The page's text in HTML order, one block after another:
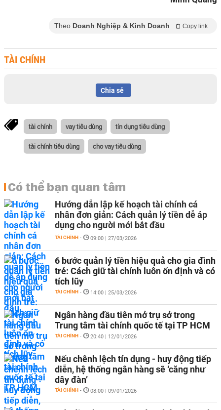
Theo Doanh Nghiệp & Kinh Doanh Copy link
TÀI CHÍNH
Chia sẻ
tài chính vay tiêu dùng tín dụng tiêu dùng
tài chính tiêu dùng cho vay tiêu dùng
Có thể bạn quan tâm
Hướng dẫn lập kế hoạch tài chính cá
nhân đơn giản: Cách quản lý tiền dễ áp
dụng cho người mới bắt đầu
TÀI CHÍNH - 09:00 | 27/03/2026
6 bước quản lý tiền hiệu quả cho gia đình
trẻ: Cách giữ tài chính luôn ổn định và có
tích lũy
TÀI CHÍNH - 14:00 | 25/03/2026
Ngân hàng đầu tiên mở trụ sở trong
Trung tâm tài chính quốc tế tại TP HCM
TÀI CHÍNH - 20:40 | 12/01/2026
Nếu chênh lệch tín dụng - huy động tiếp
diễn, hệ thống ngân hàng sẽ ‘căng như
dây đàn’
TÀI CHÍNH - 08:00 | 09/01/2026